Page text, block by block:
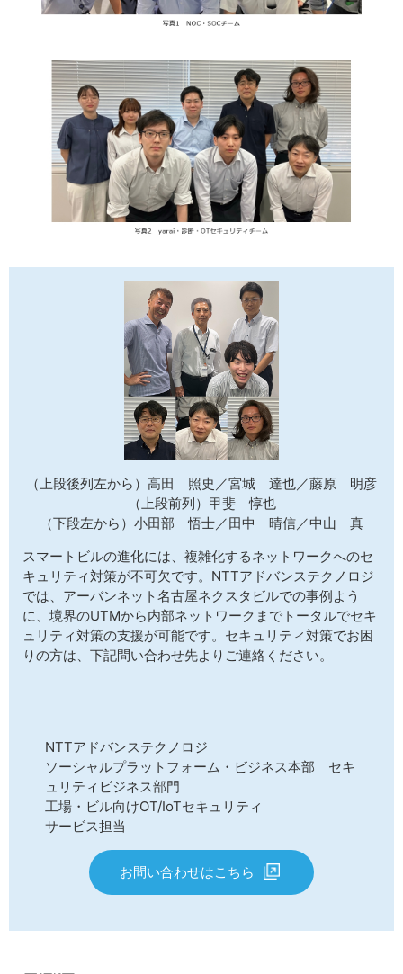
（上段後列左から）高田 照史／宮城 達也／藤原 明彦
（上段前列）甲斐 惇也
（下段左から）小田部 悟士／田中 晴信／中山 真
スマートビルの進化には、複雑化するネットワークへのセ
キュリティ対策が不可欠です。NTTアドバンステクノロジ
では、アーバンネット名古屋ネクスタビルでの事例よう
に、境界のUTMから内部ネットワークまでトータルでセキ
ュリティ対策の支援が可能です。セキュリティ対策でお困
りの方は、下記問い合わせ先よりご連絡ください。
NTTアドバンステクノロジ
ソーシャルプラットフォーム・ビジネス本部 セキ
ュリティビジネス部門
工場・ビル向けOT/IoTセキュリティ
サービス担当
お問い合わせはこちら